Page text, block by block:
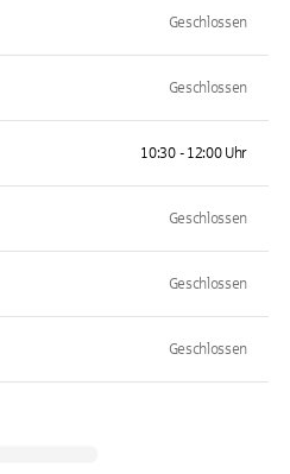
Geschlossen
Geschlossen
10:30 - 12:00 Uhr
Geschlossen
Geschlossen
Geschlossen